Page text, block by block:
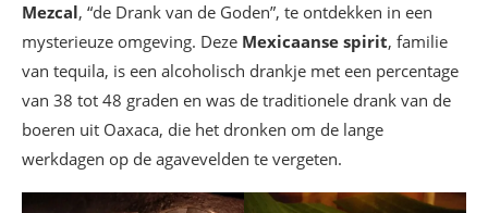
Mezcal, “de Drank van de Goden”, te ontdekken in een
mysterieuze omgeving. Deze Mexicaanse spirit, familie
van tequila, is een alcoholisch drankje met een percentage
van 38 tot 48 graden en was de traditionele drank van de
boeren uit Oaxaca, die het dronken om de lange
werkdagen op de agavevelden te vergeten.